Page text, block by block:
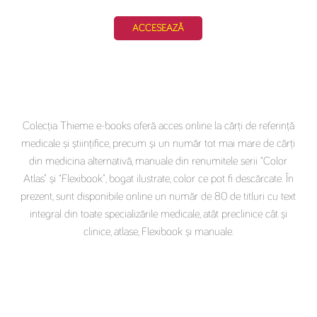
ACCESEAZĂ
Colecția Thieme e-books oferă acces online la cărți de referință
medicale și științifice, precum și un număr tot mai mare de cărți
din medicina alternativă, manuale din renumitele serii “Color
Atlas” și “Flexibook”, bogat ilustrate, color ce pot fi descărcate. În
prezent, sunt disponibile online un număr de 80 de titluri cu text
integral din toate specializările medicale, atât preclinice cât și
clinice, atlase, Flexibook și manuale.